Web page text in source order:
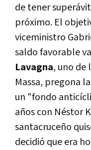
de tener
próximo. El
viceministro
saldo favorable
Lavagna, uno de
Massa, pregona
un "fondo
años con Néstor
santacruceño
decidió que era